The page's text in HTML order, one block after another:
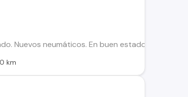
Nuevos neumáticos. En buen estado, con
km